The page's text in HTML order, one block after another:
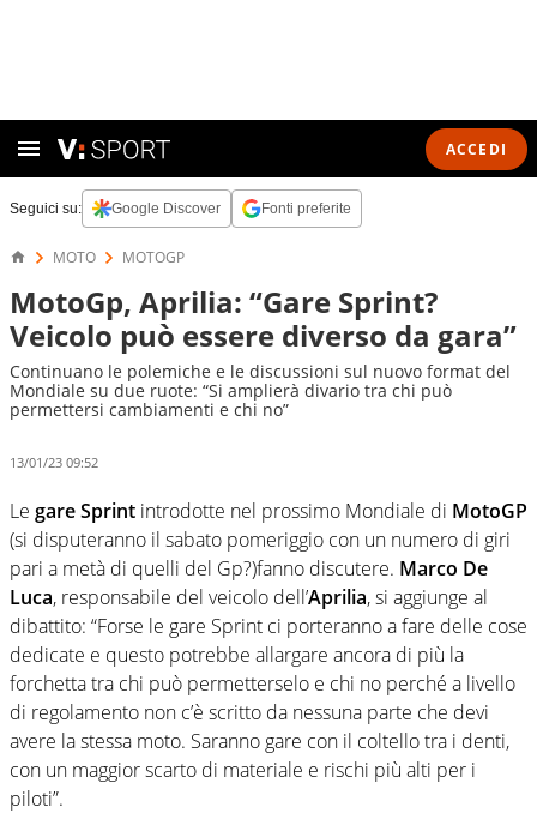
ACCEDI
Seguici su: Google Discover Fonti preferite
MOTO MOTOGP
MotoGp, Aprilia: “Gare Sprint?
Veicolo può essere diverso da gara”
Continuano le polemiche e le discussioni sul nuovo format del
Mondiale su due ruote: “Si amplierà divario tra chi può
permettersi cambiamenti e chi no”
13/01/23 09:52
Le gare Sprint introdotte nel prossimo Mondiale di MotoGP
(si disputeranno il sabato pomeriggio con un numero di giri
pari a metà di quelli del Gp?)fanno discutere. Marco De
Luca, responsabile del veicolo dell’Aprilia, si aggiunge al
dibattito: “Forse le gare Sprint ci porteranno a fare delle cose
dedicate e questo potrebbe allargare ancora di più la
forchetta tra chi può permetterselo e chi no perché a livello
di regolamento non c’è scritto da nessuna parte che devi
avere la stessa moto. Saranno gare con il coltello tra i denti,
con un maggior scarto di materiale e rischi più alti per i
piloti”.